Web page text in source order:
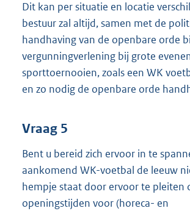
Dit kan per situatie en locatie
bestuur zal altijd, samen met de
handhaving van de openbare orde
vergunningverlening bij grote
sporttoernooien, zoals een WK
en zo nodig de openbare orde
Vraag 5
Bent u bereid zich ervoor in te
aankomend WK-voetbal de leeuw
hempje staat door ervoor te pleiten
openingstijden voor (horeca- en